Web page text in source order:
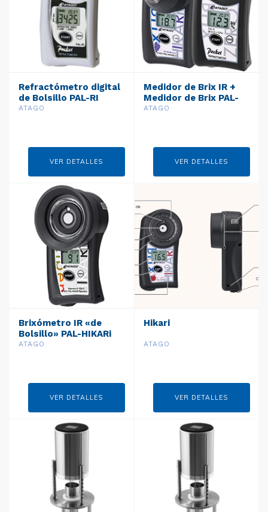
Refractómetro digital
de Bolsillo PAL-RI
ATAGO
VER DETALLES
Medidor de Brix IR +
Medidor de Brix PAL-
HIKARi2+PAL-0 (Uvas)
ATAGO
VER DETALLES
Brixómetro IR «de
Bolsillo» PAL-HIKARi
Ripeness (Madurez)
ATAGO
VER DETALLES
Hikari
ATAGO
VER DETALLES